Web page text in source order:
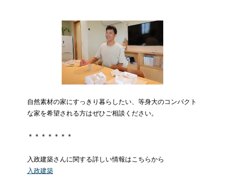
自然素材の家にすっきり暮らしたい、等身大のコンパクト
な家を希望される方はぜひご相談ください。
＊＊＊＊＊＊＊
入政建築さんに関する詳しい情報はこちらから
入政建築